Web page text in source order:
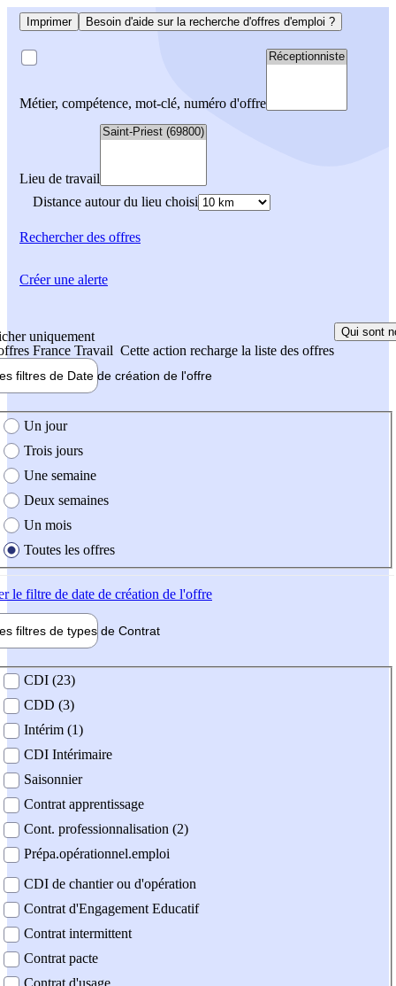
Imprimer Besoin d'aide sur la recherche d'offres d'emploi ?
Métier, compétence, mot-clé, numéro d'offre
Lieu de travail
Distance autour du lieu choisi
Rechercherdes offres
uniquement
France Travail Cette action recharge la liste des offres
Qui sont
filtres de Date de création de l'offre
création de l'offre
Un jour
Trois jours
Une semaine
Deux semaines
Un mois
Toutes les offres
le filtre de date de création de l'offre
filtres de types de Contrat
contrat
CDI (23)
CDD (3)
Intérim (1)
CDI Intérimaire
Saisonnier
Contrat apprentissage
Cont. professionnalisation (2)
Prépa.opérationnel.emploi
CDI de chantier ou d'opération
Contrat d'Engagement Educatif
Contrat intermittent
Contrat pacte
Créer une alerte